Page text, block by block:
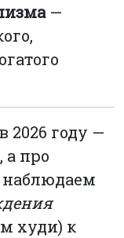
—
2026 году —
а про
худи) к